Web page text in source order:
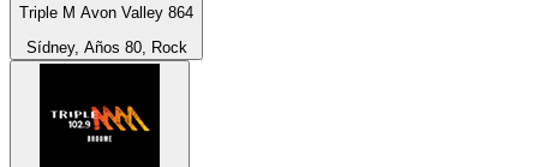
Triple M Avon Valley 864
Sídney, Años 80, Rock